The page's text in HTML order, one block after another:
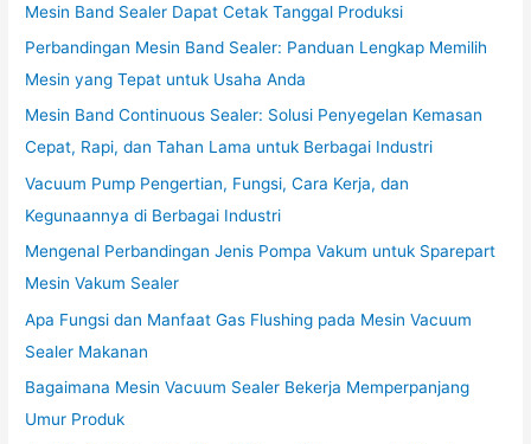
Mesin Band Sealer Dapat Cetak Tanggal Produksi
Perbandingan Mesin Band Sealer: Panduan Lengkap Memilih
Mesin yang Tepat untuk Usaha Anda
Mesin Band Continuous Sealer: Solusi Penyegelan Kemasan
Cepat, Rapi, dan Tahan Lama untuk Berbagai Industri
Vacuum Pump Pengertian, Fungsi, Cara Kerja, dan
Kegunaannya di Berbagai Industri
Mengenal Perbandingan Jenis Pompa Vakum untuk Sparepart
Mesin Vakum Sealer
Apa Fungsi dan Manfaat Gas Flushing pada Mesin Vacuum
Sealer Makanan
Bagaimana Mesin Vacuum Sealer Bekerja Memperpanjang
Umur Produk